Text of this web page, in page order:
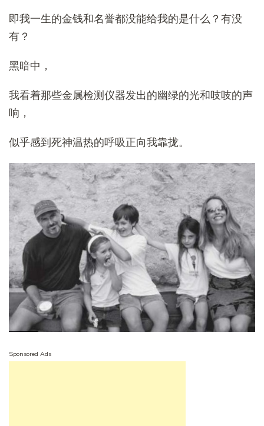
即我一生的金钱和名誉都没能给我的是什么？有没
有？
黑暗中，
我看着那些金属检测仪器发出的幽绿的光和吱吱的声
响，
似乎感到死神温热的呼吸正向我靠拢。
Sponsored Ads